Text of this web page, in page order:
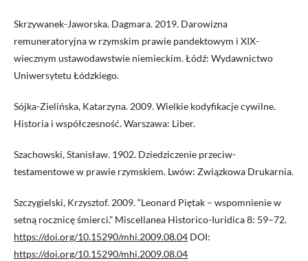
Skrzywanek-Jaworska. Dagmara. 2019. Darowizna
remuneratoryjna w rzymskim prawie pandektowym i XIX-
wiecznym ustawodawstwie niemieckim. Łódź: Wydawnictwo
Uniwersytetu Łódzkiego.
Sójka-Zielińska, Katarzyna. 2009. Wielkie kodyfikacje cywilne.
Historia i współczesność. Warszawa: Liber.
Szachowski, Stanisław. 1902. Dziedziczenie przeciw-
testamentowe w prawie rzymskiem. Lwów: Związkowa Drukarnia.
Szczygielski, Krzysztof. 2009. “Leonard Piętak – wspomnienie w
setną rocznicę śmierci.” Miscellanea Historico-Iuridica 8: 59–72.
https://doi.org/10.15290/mhi.2009.08.04 DOI:
https://doi.org/10.15290/mhi.2009.08.04